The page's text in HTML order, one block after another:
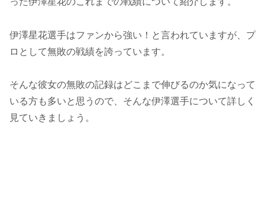
伊澤星花選手はファンから強い！と言われていますが、プ
ロとして無敗の戦績を誇っています。
そんな彼女の無敗の記録はどこまで伸びるのか気になって
いる方も多いと思うので、そんな伊澤選手について詳しく
見ていきましょう。